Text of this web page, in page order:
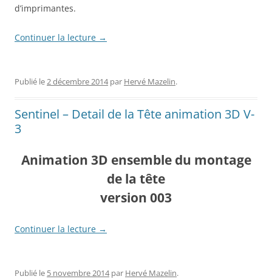
d’imprimantes.
Continuer la lecture →
Publié le2 décembre 2014par Hervé Mazelin.
Sentinel – Detail de la Tête animation 3D V-
3
Animation 3D ensemble du montage
de la tête
version 003
Continuer la lecture →
Publié le 5 novembre 2014par Hervé Mazelin.